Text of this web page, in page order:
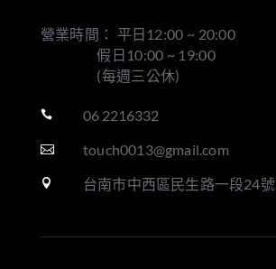
營業時間： 平日12:00 ~ 20:00
假日10:00 ~ 19:00
(每週三公休)
 06 2216332
 touch0013@gmail.com
 台南市中西區民生路一段24號